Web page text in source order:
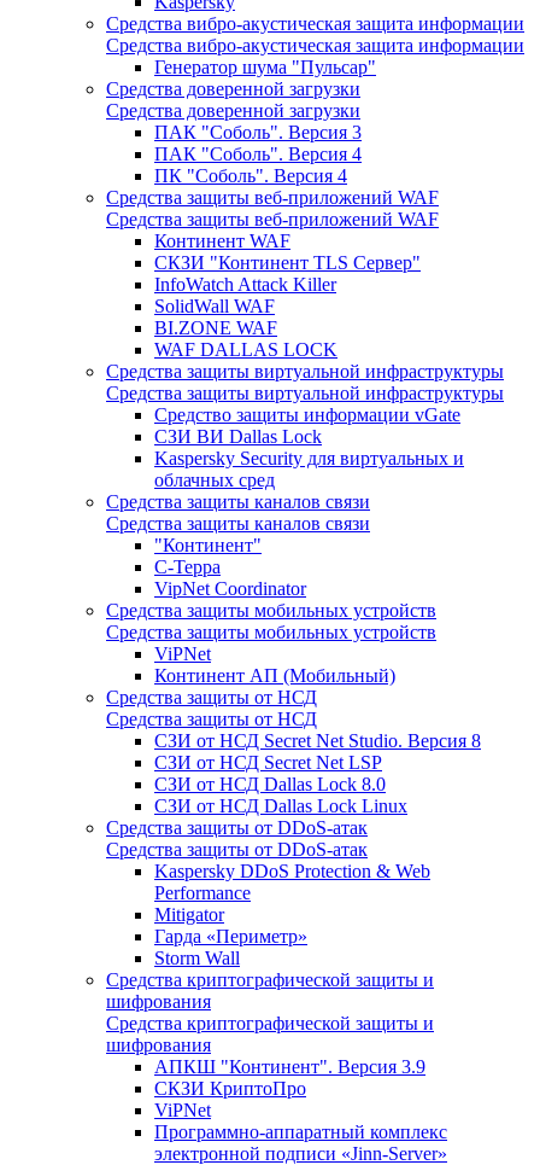
Средства вибро-акустическая защита информации
Средства вибро-акустическая защита информации
Генератор шума "Пульсар"
Средства доверенной загрузки
Средства доверенной загрузки
ПАК "Соболь". Версия 3
ПАК "Соболь". Версия 4
ПК "Соболь". Версия 4
Средства защиты веб-приложений WAF
Средства защиты веб-приложений WAF
Континент WAF
СКЗИ "Континент TLS Сервер"
InfoWatch Attack Killer
SolidWall WAF
BI.ZONE WAF
WAF DALLAS LOCK
Средства защиты виртуальной инфраструктуры
Средства защиты виртуальной инфраструктуры
Средство защиты информации vGate
СЗИ ВИ Dallas Lock
Kaspersky Security для виртуальных и
облачных сред
Средства защиты каналов связи
Средства защиты каналов связи
"Континент"
С-Терра
VipNet Coordinator
Средства защиты мобильных устройств
Средства защиты мобильных устройств
ViPNet
Континент АП (Мобильный)
Средства защиты от НСД
Средства защиты от НСД
СЗИ от НСД Secret Net Studio. Версия 8
СЗИ от НСД Secret Net LSP
СЗИ от НСД Dallas Lock 8.0
СЗИ от НСД Dallas Lock Linux
Средства защиты от DDoS-атак
Средства защиты от DDoS-атак
Kaspersky DDoS Protection & Web
Performance
Mitigator
Гарда «Периметр»
Storm Wall
Средства криптографической защиты и
шифрования
Средства криптографической защиты и
шифрования
АПКШ "Континент". Версия 3.9
СКЗИ КриптоПро
ViPNet
Программно-аппаратный комплекс
электронной подписи «Jinn-Server»